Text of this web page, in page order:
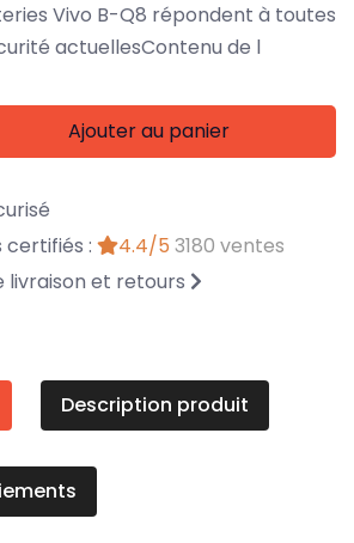
Vivo B-Q8 répondent à toutes
actuellesContenu de l
Ajouter au panier
certifiés :
4.4/5 3180 ventes
livraison et retours
Description produit